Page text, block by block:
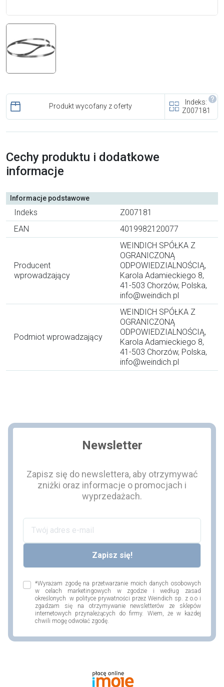
Skontaktuj się z nami
EFA: Historia i oferta
urządzeń dla przetwórstwa
mięsnego
Produkt wycofany z oferty
Indeks:
Z007181
Cechy produktu i dodatkowe
informacje
Informacje podstawowe
Indeks
Z007181
EAN
4019982120077
Producent
wprowadzający
WEINDICH SPÓŁKA Z
OGRANICZONĄ
ODPOWIEDZIALNOŚCIĄ,
Karola Adamieckiego 8,
41-503 Chorzów, Polska,
info@weindich.pl
Podmiot wprowadzający
WEINDICH SPÓŁKA Z
OGRANICZONĄ
ODPOWIEDZIALNOŚCIĄ,
Karola Adamieckiego 8,
41-503 Chorzów, Polska,
info@weindich.pl
Newsletter
Zapisz się do newslettera, aby otrzymywać
zniżki oraz informacje o promocjach i
wyprzedażach.
*Wyrażam zgodę na przetwarzanie moich danych osobowych
w celach marketingowych w zgodzie i według zasad
określonych w polityce prywatności przez Weindich sp. z o.o i
zgadzam się na otrzymywanie newsletterów ze sklepów
internetowych przynależących do firmy. Wiem, że w każdej
chwili mogę odwołać zgodę.